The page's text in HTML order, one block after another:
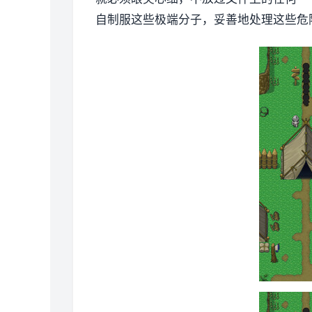
自制服这些极端分子，妥善地处理这些